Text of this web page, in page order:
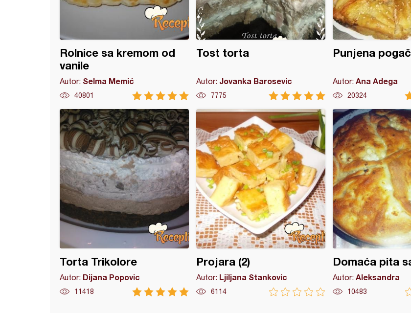
Rolnice sa kremom od
vanile
Autor: Selma Memić
40801
Tost torta
Autor: Jovanka Barosevic
7775
Punjena
Autor: Ana Adega
20324
Torta Trikolore
Autor: Dijana Popovic
11418
Projara (2)
Autor: Ljiljana Stankovic
6114
Domaća pita
Autor: Aleksandra
10483